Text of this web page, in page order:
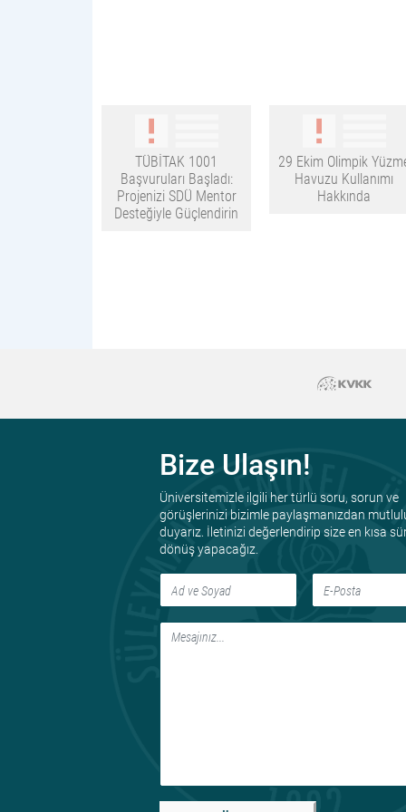
TÜBİTAK 1001
Başvuruları Başladı:
Projenizi SDÜ Mentor
Desteğiyle Güçlendirin
29 Ekim Olimpik
Havuzu Kullanımı
Hakkında
Bize Ulaşın!
Üniversitemizle ilgili her türlü soru, sorun ve
görüşlerinizi bizimle paylaşmanızdan
duyarız. İletinizi değerlendirip size en kısa
dönüş yapacağız.